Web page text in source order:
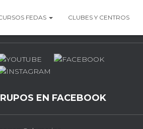
FEDAS CLUBES Y CENTROS
EN FACEBOOK